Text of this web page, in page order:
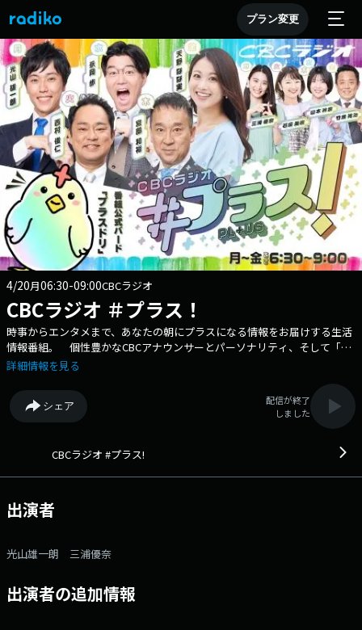
プラン変更
4/20月06:30-09:00CBCラジオ
CBCラジオ ＃プラス！
時事からエンタメまで、あなたの朝にプラスになる情報をお届けする生活
情報番組。 個性豊かなCBCアナウンサーとパーソナリティ、そして「プ
ラスドリちゃん」でお届けします。 あなたの朝に情報をプラス！元気を
FAXは 052-263-6800 まで
詳細情報を見る
シェア
配信が終了
しました
CBCラジオ #プラス!
出演者
光山雄一朗 三浦優奈
出演者の追加情報